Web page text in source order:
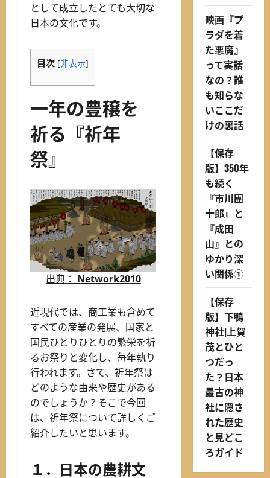
として成立したとても大切な
日本の文化です。
目次 [非表示]
一年の豊穣を
祈る『祈年
祭』
出典： Network2010
近現代では、商工業も含めて
すべての産業の発展、国家と
国民ひとりひとりの繁栄を祈
るお祭りと変化し、毎年執り
行われます。さて、祈年祭は
どのような由来や歴史がある
のでしょうか？そこで今回
は、祈年祭について詳しくご
紹介したいと思います。
１．日本の農耕文
映画『プ
ラダを着
た悪魔』
って実話
なの？誰
も知らな
いここだ
けの裏話
【保存
版】350年
も続く
『市川團
十郎』と
『成田
山』との
ゆかり深
い関係①
【保存
版】下鴨
神社|上賀
茂とひと
つだっ
た？日本
最古の神
社に隠さ
れた歴史
と見どこ
ろガイド